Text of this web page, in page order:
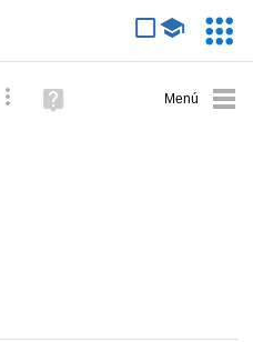
Búsqueda avanzada
Ayuda
(en